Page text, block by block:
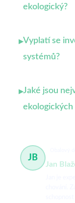
ekologický?
▸Vyplatí se
systémů?
▸Jaké jsou
JB
Jan